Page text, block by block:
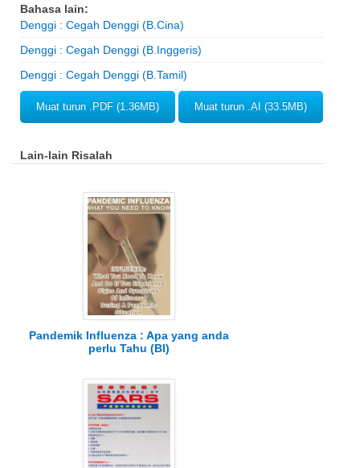
Bahasa lain:
Denggi : Cegah Denggi (B.Cina)
Denggi : Cegah Denggi (B.Inggeris)
Denggi : Cegah Denggi (B.Tamil)
Muat turun .PDF (1.36MB) Muat turun .AI (33.5MB)
Lain-lain Risalah
Pandemik Influenza : Apa yang anda
perlu Tahu (BI)